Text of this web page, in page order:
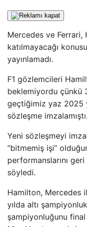
Mercedes ve Ferrari,
katılmayacağı
yayınlamadı.
F1 gözlemcileri
beklemiyordu çünkü
geçtiğimiz yaz 2025
sözleşme imzalamıştı.
Yeni sözleşmeyi
“bitmemiş işi”
performanslarını geri
söyledi.
Hamilton, Mercedes
yılda altı
şampiyonluğunu final